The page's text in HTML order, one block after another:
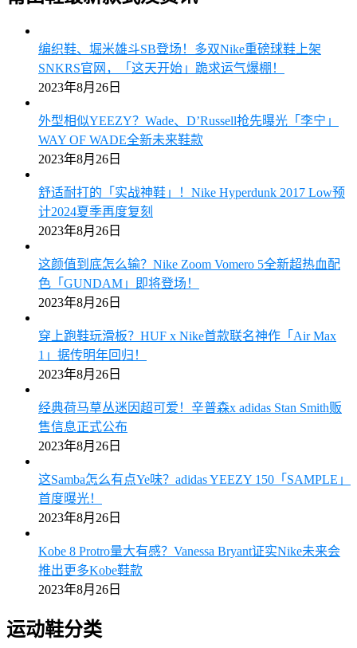
编织鞋、堀米雄斗SB登场！多双Nike重磅球鞋上架
SNKRS官网，「这天开始」跪求运气爆棚！
2023年8月26日
外型相似YEEZY？Wade、D’Russell抢先曝光「李宁」
WAY OF WADE全新未来鞋款
2023年8月26日
舒适耐打的「实战神鞋」！Nike Hyperdunk 2017 Low预
计2024夏季再度复刻
2023年8月26日
这颜值到底怎么输？Nike Zoom Vomero 5全新超热血配
色「GUNDAM」即将登场！
2023年8月26日
穿上跑鞋玩滑板？HUF x Nike首款联名神作「Air Max
1」据传明年回归！
2023年8月26日
经典荷马草丛迷因超可爱！辛普森x adidas Stan Smith贩
售信息正式公布
2023年8月26日
这Samba怎么有点Ye味？adidas YEEZY 150「SAMPLE」
首度曝光！
2023年8月26日
Kobe 8 Protro量大有感？Vanessa Bryant证实Nike未来会
推出更多Kobe鞋款
2023年8月26日
运动鞋分类